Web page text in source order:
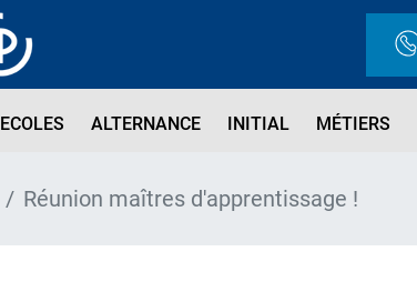
ECOLES ALTERNANCE INITIAL MÉTIERS
Réunion maîtres d'apprentissage !